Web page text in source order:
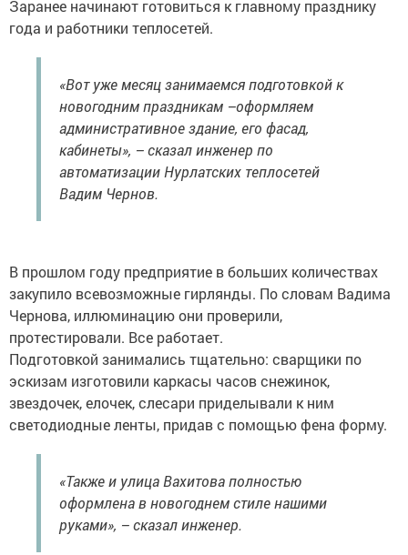
Заранее начинают готовиться к главному празднику
года и работники теплосетей.
«Вот уже месяц занимаемся подготовкой к
новогодним праздникам –оформляем
административное здание, его фасад,
кабинеты», – сказал инженер по
автоматизации Нурлатских теплосетей
Вадим Чернов.
В прошлом году предприятие в больших количествах
закупило всевозможные гирлянды. По словам Вадима
Чернова, иллюминацию они проверили,
протестировали. Все работает.
Подготовкой занимались тщательно: сварщики по
эскизам изготовили каркасы часов снежинок,
звездочек, елочек, слесари приделывали к ним
светодиодные ленты, придав с помощью фена форму.
«Также и улица Вахитова полностью
оформлена в новогоднем стиле нашими
руками», – сказал инженер.